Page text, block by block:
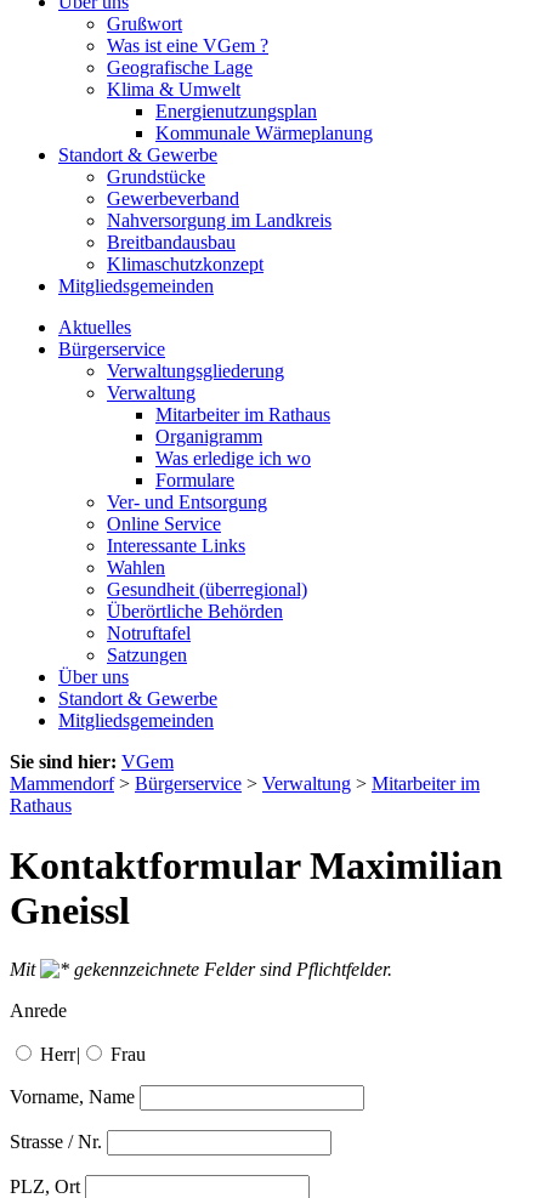
Grußwort
Was ist eine VGem ?
Geografische Lage
Klima & Umwelt
Energienutzungsplan
Kommunale Wärmeplanung
Standort & Gewerbe
Grundstücke
Gewerbeverband
Nahversorgung im Landkreis
Breitbandausbau
Klimaschutzkonzept
Mitgliedsgemeinden
Aktuelles
Bürgerservice
Verwaltungsgliederung
Verwaltung
Mitarbeiter im Rathaus
Organigramm
Was erledige ich wo
Formulare
Ver- und Entsorgung
Online Service
Interessante Links
Wahlen
Gesundheit (überregional)
Überörtliche Behörden
Notruftafel
Satzungen
Über uns
Standort & Gewerbe
Mitgliedsgemeinden
Sie sind hier: VGem
Mammendorf> Bürgerservice > Verwaltung > Mitarbeiter im
Rathaus
Kontaktformular Maximilian
Gneissl
Mit
gekennzeichnete Felder sind Pflichtfelder.
Anrede
Herr| Frau
Vorname, Name
Strasse / Nr.
PLZ, Ort